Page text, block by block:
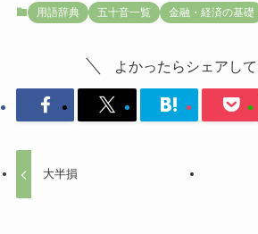
用語辞典 五十音一覧 金融・経済の基礎
よかったらシェアして
大半損